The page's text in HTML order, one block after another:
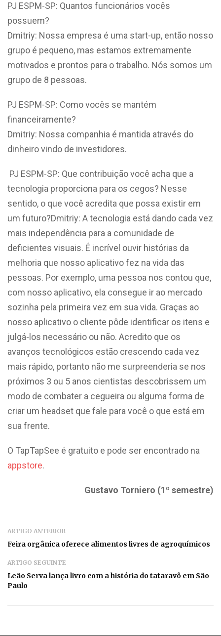
PJ ESPM-SP: Quantos funcionários vocês
possuem?
Dmitriy: Nossa empresa é uma start-up, então nosso
grupo é pequeno, mas estamos extremamente
motivados e prontos para o trabalho. Nós somos um
grupo de 8 pessoas.
PJ ESPM-SP: Como vocês se mantém
financeiramente?
Dmitriy: Nossa companhia é mantida através do
dinheiro vindo de investidores.
PJ ESPM-SP: Que contribuição você acha que a
tecnologia proporciona para os cegos? Nesse
sentido, o que você acredita que possa existir em
um futuro?Dmitriy: A tecnologia está dando cada vez
mais independência para a comunidade de
deficientes visuais. É incrível ouvir histórias da
melhoria que nosso aplicativo fez na vida das
pessoas. Por exemplo, uma pessoa nos contou que,
com nosso aplicativo, ela consegue ir ao mercado
sozinha pela primeira vez em sua vida. Graças ao
nosso aplicativo o cliente pôde identificar os itens e
julgá-los necessário ou não. Acredito que os
avanços tecnológicos estão crescendo cada vez
mais rápido, portanto não me surpreenderia se nos
próximos 3 ou 5 anos cientistas descobrissem um
modo de combater a cegueira ou alguma forma de
criar um headset que fale para você o que está em
sua frente.
O TapTapSee é gratuito e pode ser encontrado na
appstore.
Gustavo Torniero (1º semestre)
ARTIGO ANTERIOR
Feira orgânica oferece alimentos livres de agroquímicos
ARTIGO SEGUINTE
Leão Serva lança livro com a história do tataravô em São
Paulo